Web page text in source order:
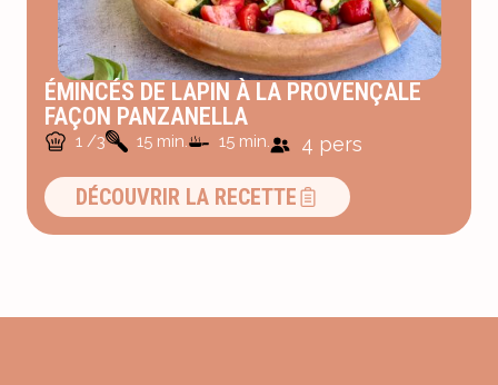
ÉMINCÉS DE LAPIN À LA PROVENÇALE
FAÇON PANZANELLA
1 /3 15 min. 15 min. 4 pers
DÉCOUVRIR LA RECETTE